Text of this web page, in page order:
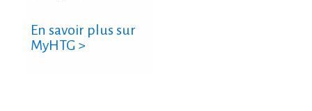
En savoir plus sur
MyHTG >